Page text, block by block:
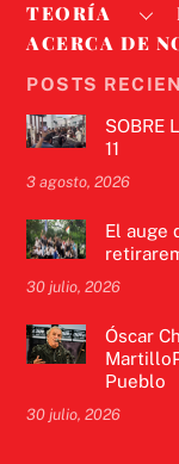
TEORÍA
ACERCA DE
POSTS
SOBRE
11
3 agosto, 2026
El auge
30 julio, 2026
Óscar
Pueblo
30 julio, 2026